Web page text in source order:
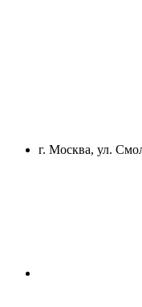
г. Москва, ул.